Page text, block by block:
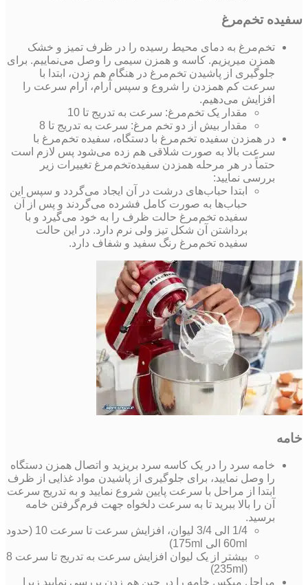
سفیده تخم‌مرغ
تخم‌مرغ به دمای محیط رسیده را در ظرف تمیز و خشک
همزن میریزیم. کاسه و همزن سیمی را وصل می‌نماییم. برای
جلوگیری از پاشیدن تخم‌مرغ در هنگام هم زدن، ابتدا با
سرعت کم همزدن را شروع و سپس آرام، آرام سرعت را
افزایش می‌دهیم.
مقدار یک تخم‌مرغ: سرعت به تدریج تا 10
مقدار بیش از دو تخم مرغ: سرعت به تدریج تا 8
در همزدن سفیده تخم‌مرغ با دستگاه، سفیده تخم‌مرغ با
سرعت بالا به صورت شلاقی هم زده می‌شود پس لازم است
حتماً در هر مرحله همزدن سفیده‌تخم‌مرغ تغییرات زیر
بررسی نمایید:
ابتدا حباب‌های درشت در آن ایجاد می‌گردد و سپس این
حباب‌ها به صورت کامل فشرده می‌گردند و پس از آن
سفیده تخم‌مرغ حالت ظرف را به خود می‌گیرد و با
برداشتن آن شکل تیز ولی نرم دارد. در این حالت
سفیده تخم‌مرغ رنگ سفید و شفاف دارد.
خامه
خامه سرد را در یک کاسه سرد بریزید و اتصال همزن دستگاه
را وصل نمایید، برای جلوگیری از پاشیدن مواد غذایی از ظرف
ابتدا از مراحل با سرعت پایین شروع نمایید و به تدریج سرعت
آن را بالا ببرید تا به سرعت دلخواه جهت فرم‌گرفتن خامه
برسید.
1/4 الی 3/4 لیوان، افزایش سرعت تا سرعت 10 (حدود
60ml الی 175ml)
بیشتر از یک لیوان افزایش سرعت به تدریج تا سرعت 8
(235ml)
مراحل میکس خامه را در حین هم زدن بررسی نمایید زیرا